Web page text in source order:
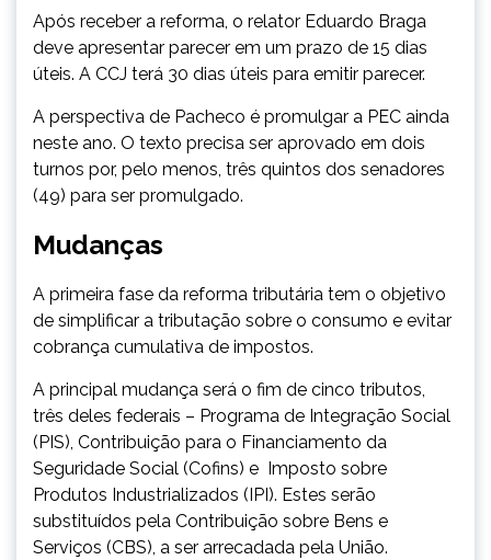
Após receber a reforma, o relator Eduardo Braga
deve apresentar parecer em um prazo de 15 dias
úteis. A CCJ terá 30 dias úteis para emitir parecer.
A perspectiva de Pacheco é promulgar a PEC ainda
neste ano. O texto precisa ser aprovado em dois
turnos por, pelo menos, três quintos dos senadores
(49) para ser promulgado.
Mudanças
A primeira fase da reforma tributária tem o objetivo
de simplificar a tributação sobre o consumo e evitar
cobrança cumulativa de impostos.
A principal mudança será o fim de cinco tributos,
três deles federais – Programa de Integração Social
(PIS), Contribuição para o Financiamento da
Seguridade Social (Cofins) e Imposto sobre
Produtos Industrializados (IPI). Estes serão
substituídos pela Contribuição sobre Bens e
Serviços (CBS), a ser arrecadada pela União.